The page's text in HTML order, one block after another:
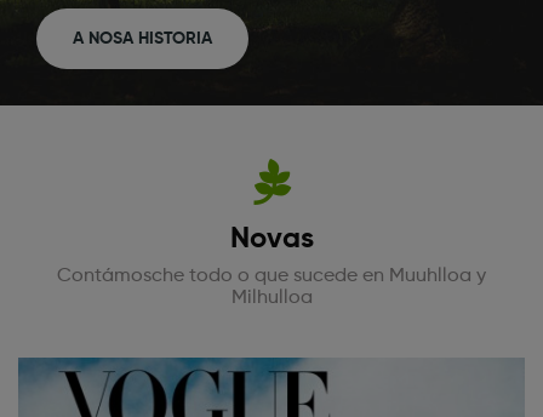
A NOSA HISTORIA
Novas
Contámosche todo o que sucede en Muuhlloa y
Milhulloa